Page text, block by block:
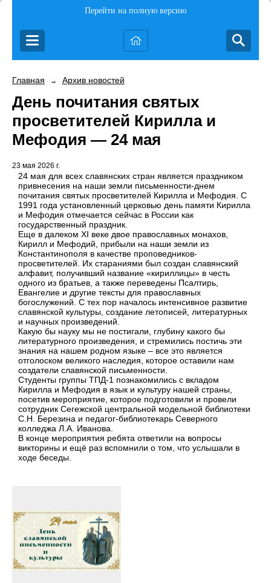
Перейти на полную версию
Главная → Архив новостей
День почитания святых
просветителей Кирилла и
Мефодия — 24 мая
23 мая 2026 г.
24 мая для всех славянских стран является праздником
привнесения на наши земли письменности-днем
почитания святых просветителей Кирилла и Мефодия. С
1991 года установленный церковью день памяти Кирилла
и Мефодия отмечается сейчас в России как
государственный праздник.
Еще в далеком ХI веке двое православных монахов,
Кирилл и Мефодий, прибыли на наши земли из
Константинополя в качестве проповедников-
просветителей. Их стараниями был создан славянский
алфавит, получивший название «кириллицы» в честь
одного из братьев, а также переведены Псалтирь,
Евангелие и другие тексты для православных
богослужений. С тех пор началось интенсивное развитие
славянской культуры, создание летописей, литературных
и научных произведений.
Какую бы науку мы не постигали, глубину какого бы
литературного произведения, и стремились постичь эти
знания на нашем родном языке – все это является
отголоском великого наследия, которое оставили нам
создатели славянской письменности.
Студенты группы ТПД-1 познакомились с вкладом
Кирилла и Мефодия в язык и культуру нашей страны,
посетив мероприятие, которое подготовили и провели
сотрудник Сегежской центральной модельной библиотеки
С.Н. Березина и педагог-библиотекарь Северного
колледжа Л.А. Иванова.
В конце мероприятия ребята ответили на вопросы
викторины и ещё раз вспомнили о том, что услышали в
ходе беседы.